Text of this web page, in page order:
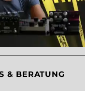
& BERATUNG